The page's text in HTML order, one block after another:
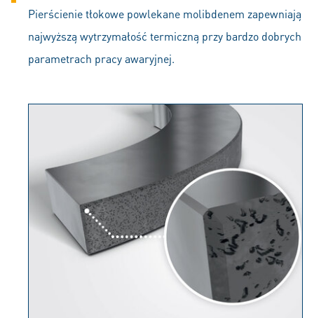
Pierścienie tłokowe powlekane molibdenem zapewniają
najwyższą wytrzymałość termiczną przy bardzo dobrych
parametrach pracy awaryjnej.